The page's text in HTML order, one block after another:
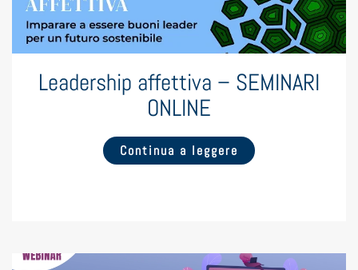
Leadership affettiva – SEMINARI
ONLINE
Continua a leggere